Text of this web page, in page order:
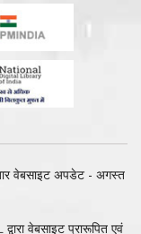
वेबसाइट अपडेट - अगस्त
द्वारा वेबसाइट प्रारूपित एवं